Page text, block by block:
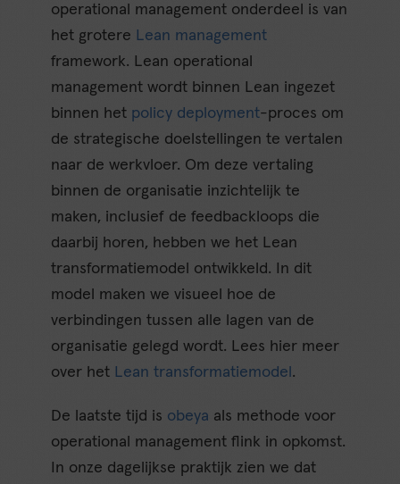
operational management onderdeel is van
het grotere Lean management
framework. Lean operational
management wordt binnen Lean ingezet
binnen het policy deployment-proces om
de strategische doelstellingen te vertalen
naar de werkvloer. Om deze vertaling
binnen de organisatie inzichtelijk te
maken, inclusief de feedbackloops die
daarbij horen, hebben we het Lean
transformatiemodel ontwikkeld. In dit
model maken we visueel hoe de
verbindingen tussen alle lagen van de
organisatie gelegd wordt. Lees hier meer
over het Lean transformatiemodel .
De laatste tijd is obeya als methode voor
operational management flink in opkomst.
In onze dagelijkse praktijk zien we dat